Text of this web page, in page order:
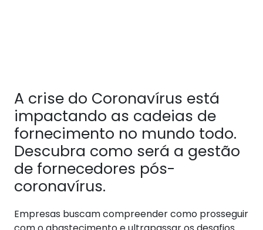
A crise do Coronavírus está
impactando as cadeias de
fornecimento no mundo todo.
Descubra como será a gestão
de fornecedores pós-
coronavírus.
Empresas buscam compreender como prosseguir